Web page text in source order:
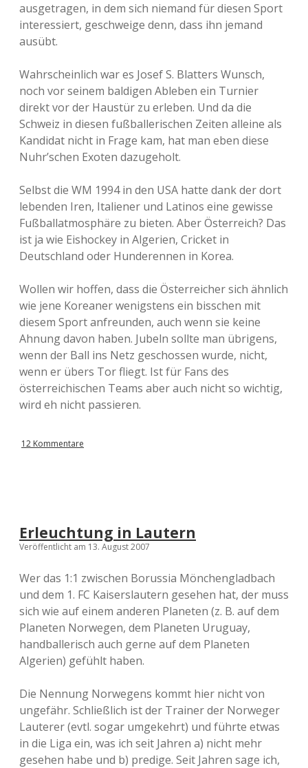
ausgetragen, in dem sich niemand für diesen Sport
interessiert, geschweige denn, dass ihn jemand
ausübt.
Wahrscheinlich war es Josef S. Blatters Wunsch,
noch vor seinem baldigen Ableben ein Turnier
direkt vor der Haustür zu erleben. Und da die
Schweiz in diesen fußballerischen Zeiten alleine als
Kandidat nicht in Frage kam, hat man eben diese
Nuhr’schen Exoten dazugeholt.
Selbst die WM 1994 in den USA hatte dank der dort
lebenden Iren, Italiener und Latinos eine gewisse
Fußballatmosphäre zu bieten. Aber Österreich? Das
ist ja wie Eishockey in Algerien, Cricket in
Deutschland oder Hunderennen in Korea.
Wollen wir hoffen, dass die Österreicher sich ähnlich
wie jene Koreaner wenigstens ein bisschen mit
diesem Sport anfreunden, auch wenn sie keine
Ahnung davon haben. Jubeln sollte man übrigens,
wenn der Ball ins Netz geschossen wurde, nicht,
wenn er übers Tor fliegt. Ist für Fans des
österreichischen Teams aber auch nicht so wichtig,
wird eh nicht passieren.
12 Kommentare
Erleuchtung in Lautern
Veröffentlicht am 13. August 2007
Wer das 1:1 zwischen Borussia Mönchengladbach
und dem 1. FC Kaiserslautern gesehen hat, der muss
sich wie auf einem anderen Planeten (z. B. auf dem
Planeten Norwegen, dem Planeten Uruguay,
handballerisch auch gerne auf dem Planeten
Algerien) gefühlt haben.
Die Nennung Norwegens kommt hier nicht von
ungefähr. Schließlich ist der Trainer der Norweger
Lauterer (evtl. sogar umgekehrt) und führte etwas
in die Liga ein, was ich seit Jahren a) nicht mehr
gesehen habe und b) predige. Seit Jahren sage ich,